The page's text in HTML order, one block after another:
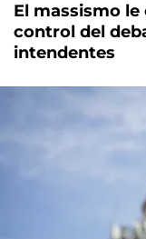
El massismo
control del
intendentes